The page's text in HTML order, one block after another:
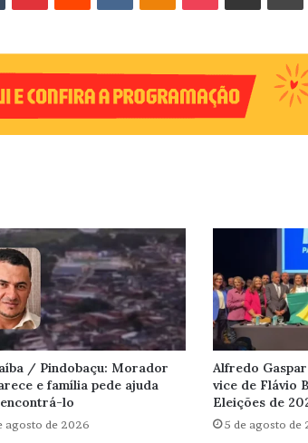
/ Pindobaçu: Morador
e família pede ajuda
lo
agosto de 2026
Alfredo
vice de Flávio
Eleições de
5 de agosto de